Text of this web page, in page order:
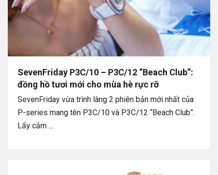
SevenFriday P3C/10 – P3C/12 “Beach Club”:
đồng hồ tươi mới cho mùa hè rực rỡ
SevenFriday vừa trình làng 2 phiên bản mới nhất của
P-series mang tên P3C/10 và P3C/12 “Beach Club”.
Lấy cảm ...